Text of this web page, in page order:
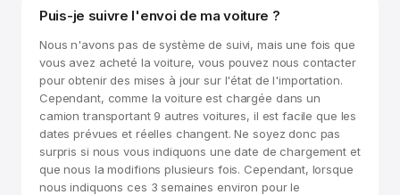
Puis-je suivre l'envoi de ma voiture ?
Nous n'avons pas de système de suivi, mais une fois que
vous avez acheté la voiture, vous pouvez nous contacter
pour obtenir des mises à jour sur l'état de l'importation.
Cependant, comme la voiture est chargée dans un
camion transportant 9 autres voitures, il est facile que les
dates prévues et réelles changent. Ne soyez donc pas
surpris si nous vous indiquons une date de chargement et
que nous la modifions plusieurs fois. Cependant, lorsque
nous indiquons ces 3 semaines environ pour le